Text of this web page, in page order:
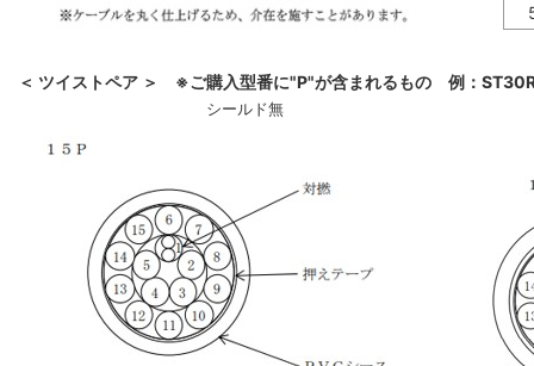
＜ ツイストペア ＞ ※ご購入型番に"P"が含まれるもの 例：
シールド無